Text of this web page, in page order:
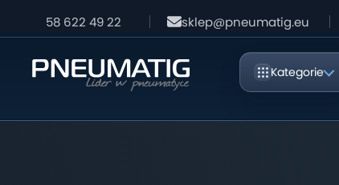
58 622 49 22 sklep@pneumatig.eu
Kategorie